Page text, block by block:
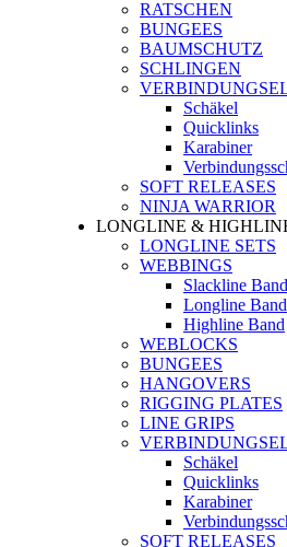
RATSCHEN
BUNGEES
BAUMSCHUTZ
SCHLINGEN
Schäkel
Quicklinks
Karabiner
SOFT RELEASES
NINJA WARRIOR
LONGLINE &
LONGLINE SETS
WEBBINGS
Slackline Band
Longline Band
Highline Band
WEBLOCKS
BUNGEES
HANGOVERS
RIGGING PLATES
LINE GRIPS
Schäkel
Quicklinks
Karabiner
SOFT RELEASES